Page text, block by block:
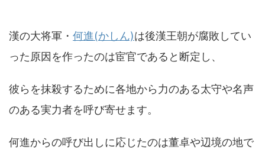
漢の大将軍・ 何進(かしん)は後漢王朝が腐敗してい
った原因を作ったのは宦官であると断定し、
彼らを抹殺するために各地から力のある太守や名声
のある実力者を呼び寄せます。
何進からの呼び出しに応じたのは董卓や辺境の地で